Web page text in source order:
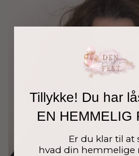
Tillykke! Du har
EN HEMMELIG
Er du klar til at
hvad din hemmelige